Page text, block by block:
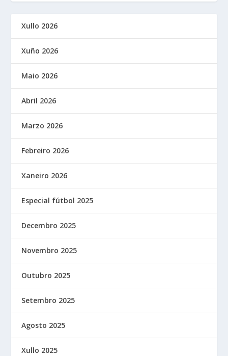
Xullo 2026
Xuño 2026
Maio 2026
Abril 2026
Marzo 2026
Febreiro 2026
Xaneiro 2026
Especial fútbol 2025
Decembro 2025
Novembro 2025
Outubro 2025
Setembro 2025
Agosto 2025
Xullo 2025